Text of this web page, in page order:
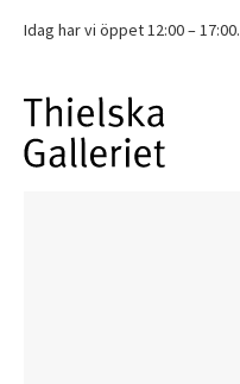
Idag har vi öppet 12:00 – 17:00.